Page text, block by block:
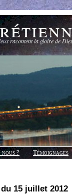
racontent la gloire de
?
Témoignages
15 juillet 2012